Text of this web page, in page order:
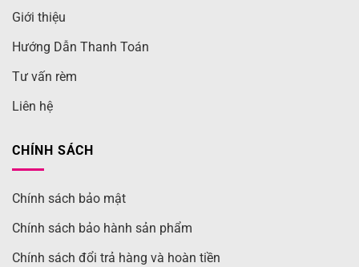
Giới thiệu
Hướng Dẫn Thanh Toán
Tư vấn rèm
Liên hệ
CHÍNH SÁCH
Chính sách bảo mật
Chính sách bảo hành sản phẩm
Chính sách đổi trả hàng và hoàn tiền